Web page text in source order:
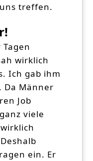
treffen.
wirklich
Ich gab ihm
Da Männer
Job
viele
ein. Er